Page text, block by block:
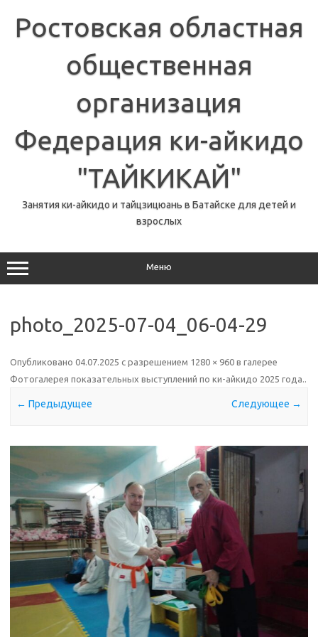
содержимому
Ростовская областная
общественная
организация
Федерация ки-айкидо
"ТАЙКИКАЙ"
Занятия ки-айкидо и тайцзицюань в Батайске для детей и
взрослых
Меню
photo_2025-07-04_06-04-29
Опубликовано 04.07.2025 с разрешением 1280 × 960 в галерее
Фотогалерея показательных выступлений по ки-айкидо 2025 года..
← Предыдущее Следующее →